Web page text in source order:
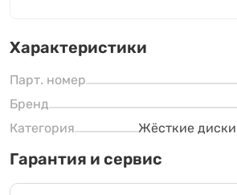
Характеристики
Парт. номер
Бренд
Категория
Жёсткие диски
Гарантия и сервис